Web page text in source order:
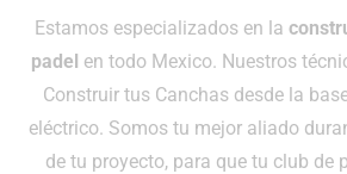
Estamos especializados en la
padel en todo Mexico. Nuestros
Construir tus Canchas desde la
eléctrico. Somos tu mejor aliado
de tu proyecto, para que tu club de